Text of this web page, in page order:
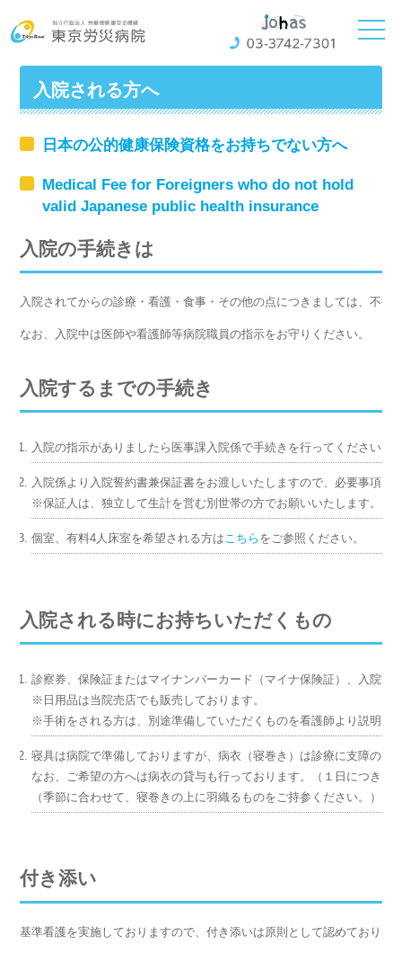
ホーム ご来院の方へ
入院される方へ
日本の公的健康保険資格をお持ちでない方へ
Medical Fee for Foreigners who do not hold
valid Japanese public health insurance
入院の手続きは
入院されてからの診療・看護・食事・その他の点につきましては、不
なお、入院中は医師や看護師等病院職員の指示をお守りください。
入院するまでの手続き
入院の指示がありましたら医事課入院係で手続きを行ってください。
入院係より入院誓約書兼保証書をお渡しいたしますので、必要事項を
※保証人は、独立して生計を営む別世帯の方でお願いいたします。
個室、有料4人床室を希望される方は こちら をご参照ください。
入院される時にお持ちいただくもの
診察券、保険証またはマイナンバーカード（マイナ保険証）、入院
※日用品は当院売店でも販売しております。
※手術をされる方は、別途準備していただくものを看護師より説明い
寝具は病院で準備しておりますが、病衣（寝巻き）は診療に支障のな
なお、ご希望の方へは病衣の貸与も行っております。（１日につき１
（季節に合わせて、寝巻きの上に羽織るものをご持参ください。）
付き添い
基準看護を実施しておりますので、付き添いは原則として認めており